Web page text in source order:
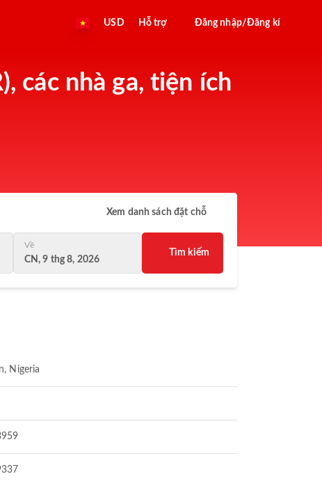
USD Hỗ trợ Đăng nhập/Đăng kí
các nhà ga, tiện ích
Xem danh sách đặt chỗ
Về
CN, 9 thg 8, 2026
Tìm kiếm
Nigeria